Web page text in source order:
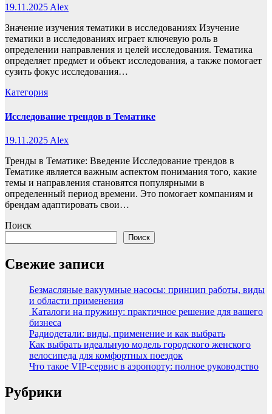
19.11.2025Alex
Значение изучения тематики в исследованиях Изучение
тематики в исследованиях играет ключевую роль в
определении направления и целей исследования. Тематика
определяет предмет и объект исследования, а также помогает
сузить фокус исследования…
Категория
Исследование трендов в Тематике
19.11.2025 Alex
Тренды в Тематике: Введение Исследование трендов в
Тематике является важным аспектом понимания того, какие
темы и направления становятся популярными в
определенный период времени. Это помогает компаниям и
брендам адаптировать свои…
Поиск
Поиск
Свежие записи
Безмасляные вакуумные насосы: принцип работы, виды
и области применения
Каталоги на пружину: практичное решение для вашего
бизнеса
Радиодетали: виды, применение и как выбрать
Как выбрать идеальную модель городского женского
велосипеда для комфортных поездок
Что такое VIP-сервис в аэропорту: полное руководство
Рубрики